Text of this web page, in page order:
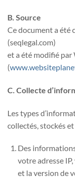
B. Source
Ce document a été
(seqlegal.com)
et a été modifié
(
C. Collecte
Les types
collectés, stockés
Des
votre adresse
et la version de